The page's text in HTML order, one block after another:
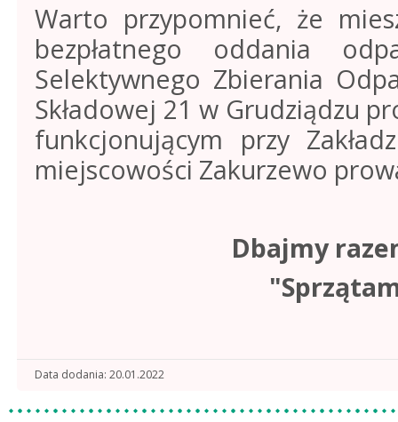
Warto przypomnieć, że
bezpłatnego oddania
Selektywnego Zbierania
Składowej 21 w Grudziądzu
funkcjonującym przy
miejscowości Zakurzewo
Dbajmy
Data dodania 20.01.2022